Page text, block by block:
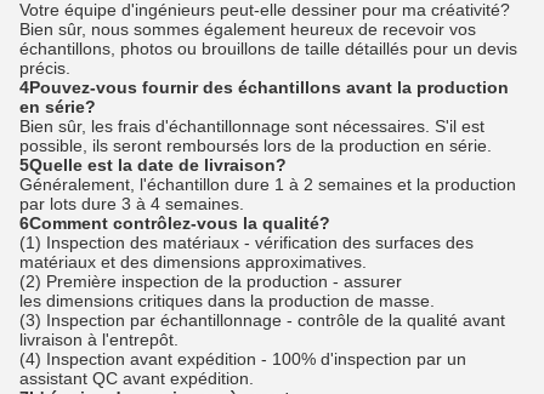
Votre équipe d'ingénieurs peut-elle dessiner pour ma créativité?
Bien sûr, nous sommes également heureux de recevoir vos
échantillons, photos ou brouillons de taille détaillés pour un devis
précis.
4Pouvez-vous fournir des échantillons avant la production
en série?
Bien sûr, les frais d'échantillonnage sont nécessaires. S'il est
possible, ils seront remboursés lors de la production en série.
5Quelle est la date de livraison?
Généralement, l'échantillon dure 1 à 2 semaines et la production
par lots dure 3 à 4 semaines.
6Comment contrôlez-vous la qualité?
(1) Inspection des matériaux - vérification des surfaces des
matériaux et des dimensions approximatives.
(2) Première inspection de la production - assurer
les dimensions critiques dans la production de masse.
(3) Inspection par échantillonnage - contrôle de la qualité avant
livraison à l'entrepôt.
(4) Inspection avant expédition - 100% d'inspection par un
assistant QC avant expédition.